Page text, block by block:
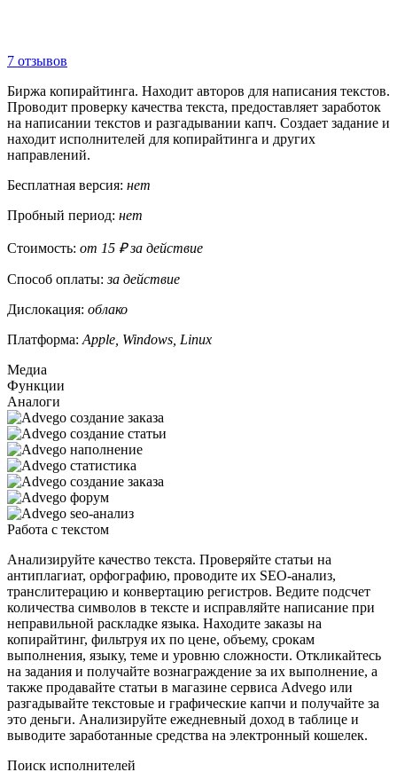
7 отзывов
Биржа копирайтинга. Находит авторов для написания текстов.
Проводит проверку качества текста, предоставляет заработок
на написании текстов и разгадывании капч. Создает задание и
находит исполнителей для копирайтинга и других
направлений.
Бесплатная версия: нет
Пробный период: нет
Стоимость: от 15 ₽ за действие
Способ оплаты:за действие
Дислокация: облако
Платформа: Apple, Windows, Linux
Медиа
Функции
Аналоги
Работа с текстом
Анализируйте качество текста. Проверяйте статьи на
антиплагиат, орфографию, проводите их SEO-анализ,
транслитерацию и конвертацию регистров. Ведите подсчет
количества символов в тексте и исправляйте написание при
неправильной раскладке языка. Находите заказы на
копирайтинг, фильтруя их по цене, объему, срокам
выполнения, языку, теме и уровню сложности. Откликайтесь
на задания и получайте вознаграждение за их выполнение, а
также продавайте статьи в магазине сервиса Advego или
разгадывайте текстовые и графические капчи и получайте за
это деньги. Анализируйте ежедневный доход в таблице и
выводите заработанные средства на электронный кошелек.
Поиск исполнителей